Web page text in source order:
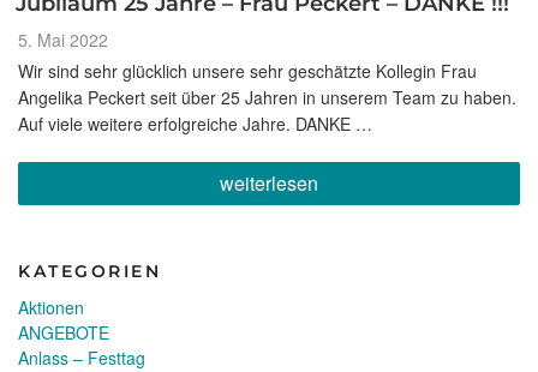
Veröffentlicht
am
5. Mai 2022
Wir sind sehr glücklich unsere sehr geschätzte Kollegin Frau
Angelika Peckert seit über 25 Jahren in unserem Team zu haben.
Auf viele weitere erfolgreiche Jahre. DANKE …
„Jubiläum
25
weiterlesen
KATEGORIEN
Aktionen
ANGEBOTE
Anlass – Festtag